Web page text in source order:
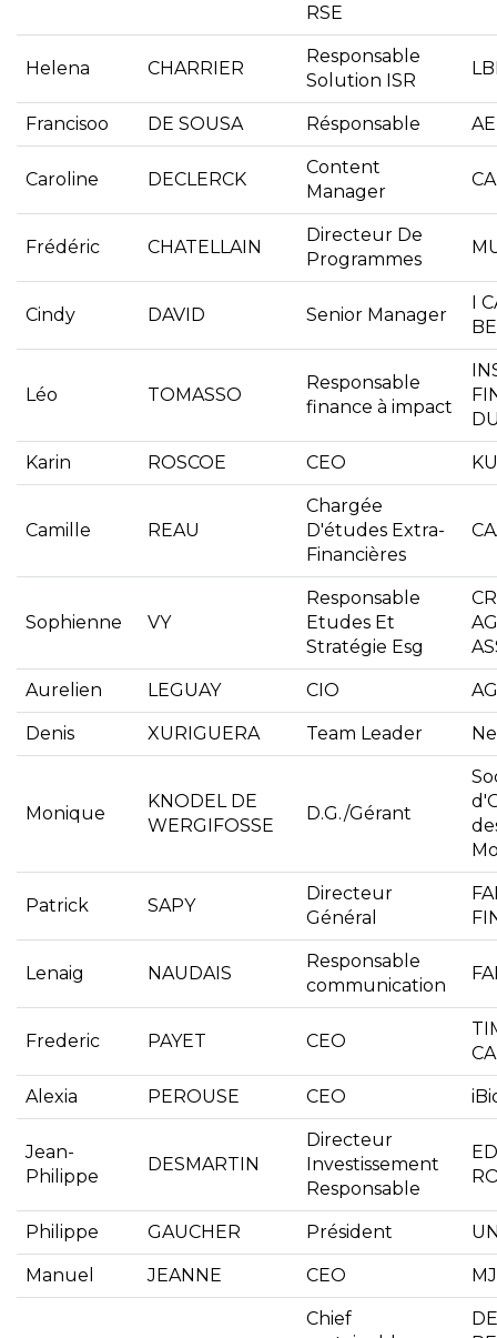
RSE
Helena CHARRIER
Responsable
Solution ISR
Francisoo DE SOUSA Résponsable
Caroline DECLERCK
Content
Manager
Frédéric CHATELLAIN
Directeur De
Programmes
Cindy DAVID Senior Manager
I
Léo TOMASSO
Responsable
finance à impact
Karin ROSCOE CEO
Camille REAU
Chargée
D'études Extra-
Financières
Sophienne VY
Responsable
Etudes Et
Stratégie Esg
Aurelien LEGUAY CIO
Denis XURIGUERA Team Leader
Monique
KNODEL DE
WERGIFOSSE
D.G./Gérant
Patrick SAPY
Directeur
Général
Lenaig NAUDAIS
Responsable
communication
Frederic PAYET CEO
Alexia PEROUSE CEO
Jean-
Philippe
DESMARTIN
Directeur
Investissement
Responsable
Philippe GAUCHER Président
Manuel JEANNE CEO
Chief